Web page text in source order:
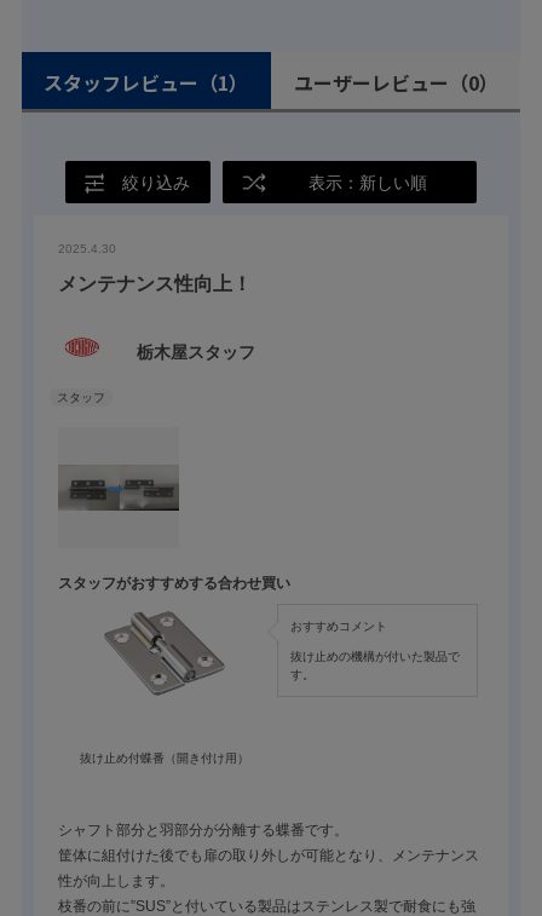
スタッフレビュー （1） ユーザーレビュー （0）
絞り込み 表示：新しい順
2025.4.30
メンテナンス性向上！
栃木屋スタッフ
スタッフがおすすめする合わせ買い
抜け止め付蝶番（開き付け用）
おすすめコメント
抜け止めの機構が付いた製品で
す。
シャフト部分と羽部分が分離する蝶番です。
筐体に組付けた後でも扉の取り外しが可能となり、メンテナンス
性が向上します。
枝番の前に”SUS”と付いている製品はステンレス製で耐食にも強